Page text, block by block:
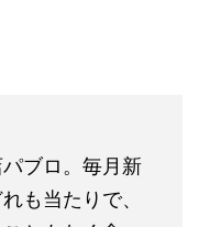
ブロ。毎月新
も当たりで、